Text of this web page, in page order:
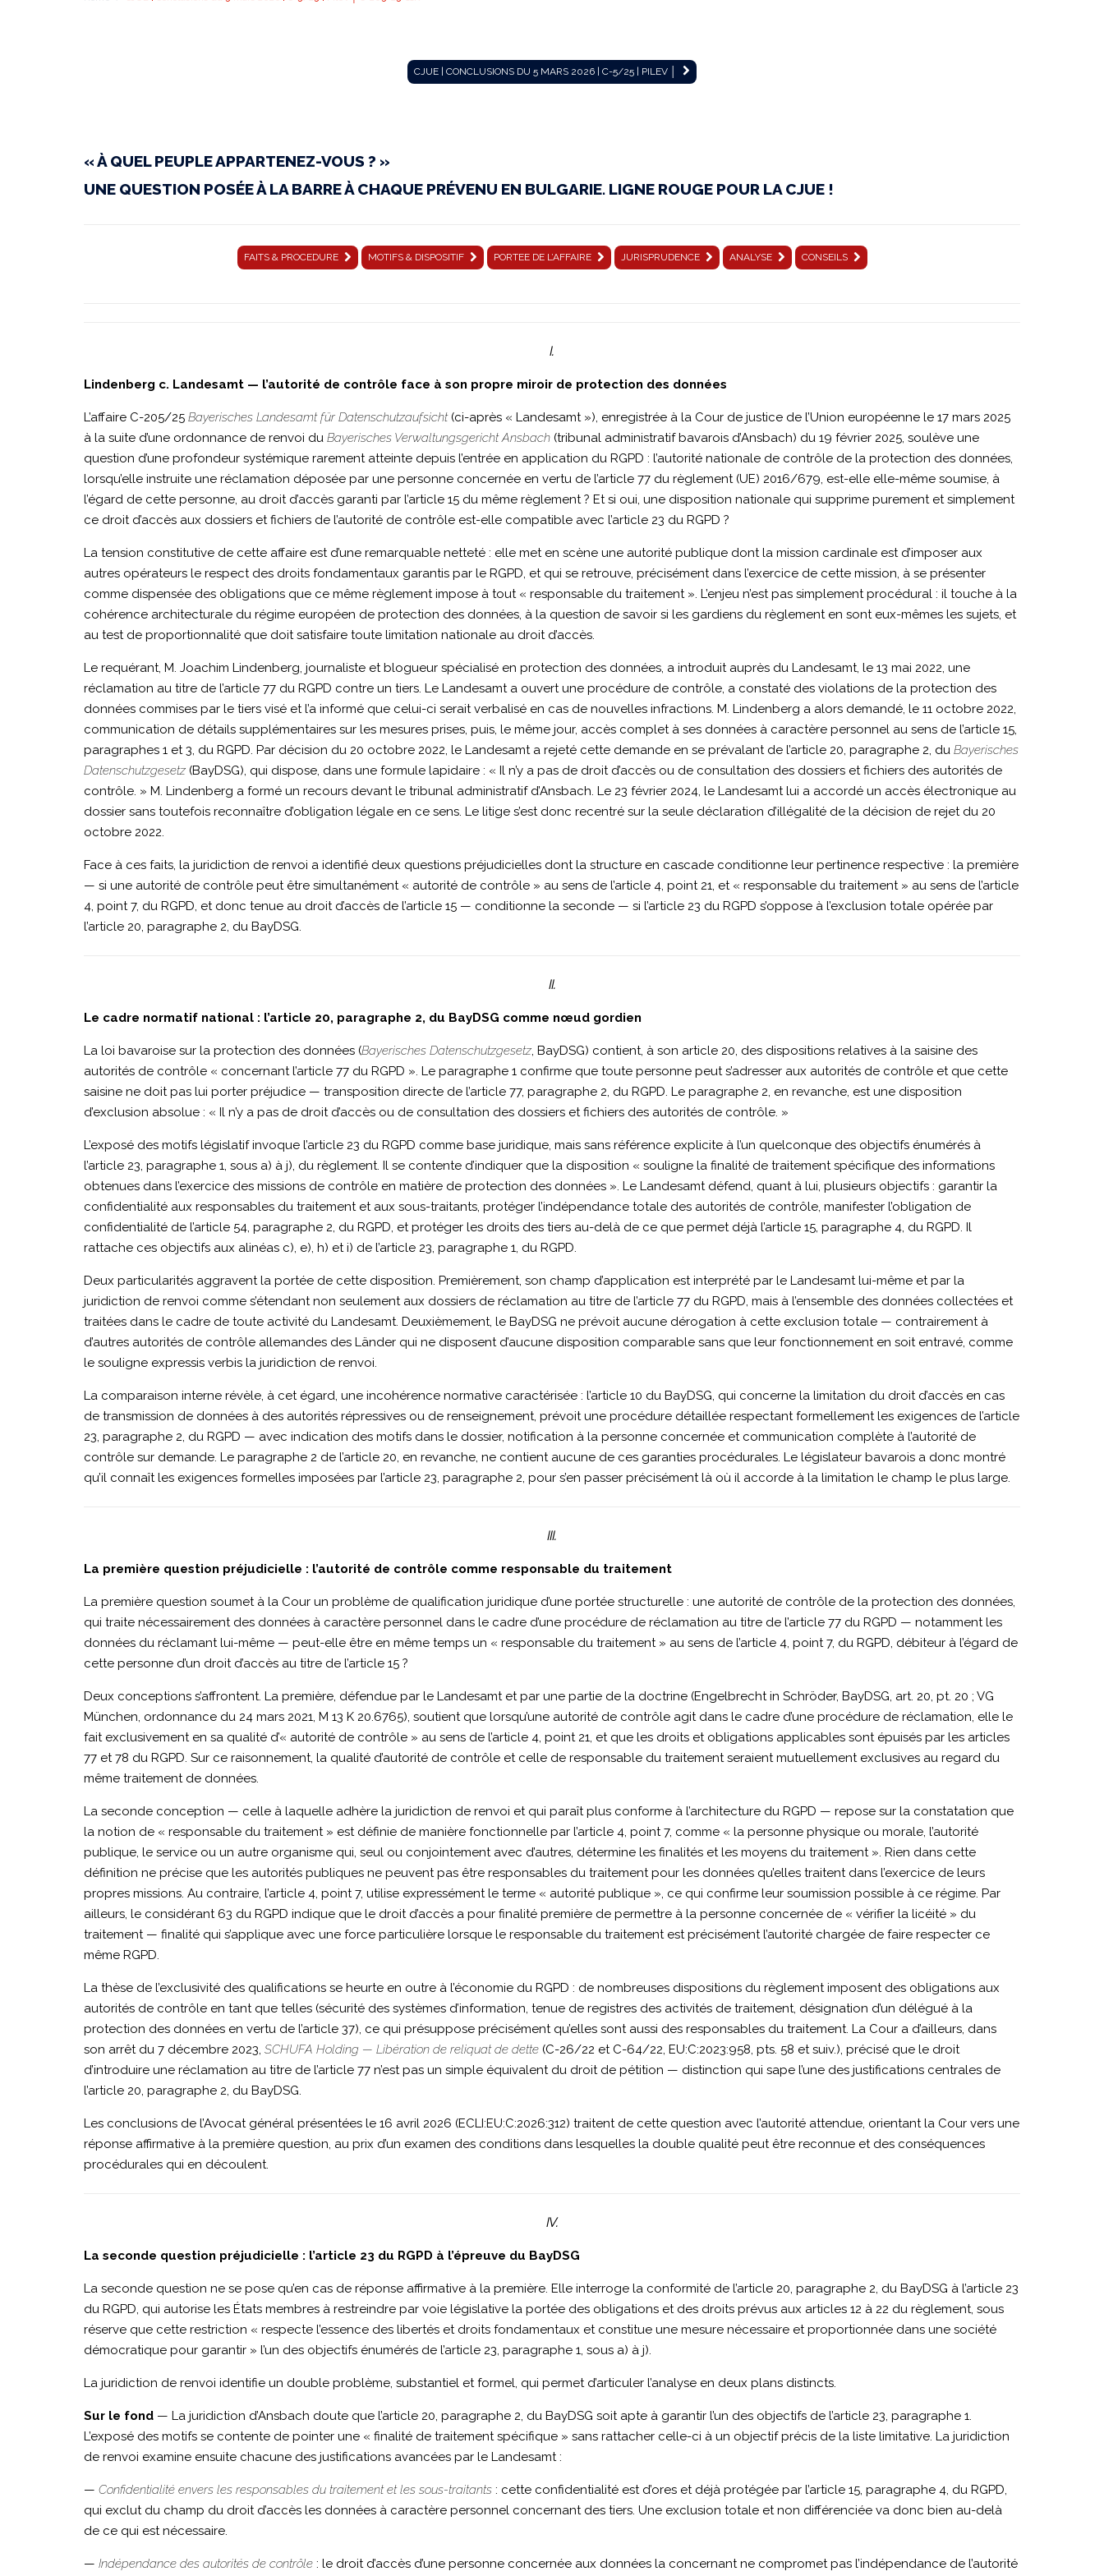
Conclusions
mars
2026
|
C-
5/25
|
Pilev
│
C-
205-
11K
CJUE | CONCLUSIONS DU 5 MARS 2026 | C-5/25 | PILEV │
« À QUEL PEUPLE APPARTENEZ-VOUS ? »
UNE QUESTION POSÉE À LA BARRE À CHAQUE PRÉVENU EN BULGARIE. LIGNE ROUGE POUR LA CJUE !
FAITS & PROCEDURE MOTIFS & DISPOSITIF PORTEE DE L’AFFAIRE JURISPRUDENCE ANALYSE CONSEILS
I.
Lindenberg c. Landesamt — l’autorité de contrôle face à son propre miroir de protection des données
L’affaire C-205/25 Bayerisches Landesamt für Datenschutzaufsicht(ci-après « Landesamt »), enregistrée à la Cour de justice de l’Union européenne le 17 mars 2025
à la suite d’une ordonnance de renvoi du Bayerisches Verwaltungsgericht Ansbach (tribunal administratif bavarois d’Ansbach) du 19 février 2025, soulève une
question d’une profondeur systémique rarement atteinte depuis l’entrée en application du RGPD : l’autorité nationale de contrôle de la protection des données,
lorsqu’elle instruite une réclamation déposée par une personne concernée en vertu de l’article 77 du règlement (UE) 2016/679, est-elle elle-même soumise, à
l’égard de cette personne, au droit d’accès garanti par l’article 15 du même règlement ? Et si oui, une disposition nationale qui supprime purement et simplement
ce droit d’accès aux dossiers et fichiers de l’autorité de contrôle est-elle compatible avec l’article 23 du RGPD ?
La tension constitutive de cette affaire est d’une remarquable netteté : elle met en scène une autorité publique dont la mission cardinale est d’imposer aux
autres opérateurs le respect des droits fondamentaux garantis par le RGPD, et qui se retrouve, précisément dans l’exercice de cette mission, à se présenter
comme dispensée des obligations que ce même règlement impose à tout « responsable du traitement ». L’enjeu n’est pas simplement procédural : il touche à la
cohérence architecturale du régime européen de protection des données, à la question de savoir si les gardiens du règlement en sont eux-mêmes les sujets, et
au test de proportionnalité que doit satisfaire toute limitation nationale au droit d’accès.
Le requérant, M. Joachim Lindenberg, journaliste et blogueur spécialisé en protection des données, a introduit auprès du Landesamt, le 13 mai 2022, une
réclamation au titre de l’article 77 du RGPD contre un tiers. Le Landesamt a ouvert une procédure de contrôle, a constaté des violations de la protection des
données commises par le tiers visé et l’a informé que celui-ci serait verbalisé en cas de nouvelles infractions. M. Lindenberg a alors demandé, le 11 octobre 2022,
communication de détails supplémentaires sur les mesures prises, puis, le même jour, accès complet à ses données à caractère personnel au sens de l’article 15,
paragraphes 1 et 3, du RGPD. Par décision du 20 octobre 2022, le Landesamt a rejeté cette demande en se prévalant de l’article 20, paragraphe 2, du Bayerisches
Datenschutzgesetz (BayDSG), qui dispose, dans une formule lapidaire : « Il n’y a pas de droit d’accès ou de consultation des dossiers et fichiers des autorités de
contrôle. » M. Lindenberg a formé un recours devant le tribunal administratif d’Ansbach. Le 23 février 2024, le Landesamt lui a accordé un accès électronique au
dossier sans toutefois reconnaître d’obligation légale en ce sens. Le litige s’est donc recentré sur la seule déclaration d’illégalité de la décision de rejet du 20
octobre 2022.
Face à ces faits, la juridiction de renvoi a identifié deux questions préjudicielles dont la structure en cascade conditionne leur pertinence respective : la première
— si une autorité de contrôle peut être simultanément « autorité de contrôle » au sens de l’article 4, point 21, et « responsable du traitement » au sens de l’article
4, point 7, du RGPD, et donc tenue au droit d’accès de l’article 15 — conditionne la seconde — si l’article 23 du RGPD s’oppose à l’exclusion totale opérée par
l’article 20, paragraphe 2, du BayDSG.
II.
Le cadre normatif national : l’article 20, paragraphe 2, du BayDSG comme nœud gordien
La loi bavaroise sur la protection des données (Bayerisches Datenschutzgesetz, BayDSG) contient, à son article 20, des dispositions relatives à la saisine des
autorités de contrôle « concernant l’article 77 du RGPD ». Le paragraphe 1 confirme que toute personne peut s’adresser aux autorités de contrôle et que cette
saisine ne doit pas lui porter préjudice — transposition directe de l’article 77, paragraphe 2, du RGPD. Le paragraphe 2, en revanche, est une disposition
d’exclusion absolue : « Il n’y a pas de droit d’accès ou de consultation des dossiers et fichiers des autorités de contrôle. »
L’exposé des motifs législatif invoque l’article 23 du RGPD comme base juridique, mais sans référence explicite à l’un quelconque des objectifs énumérés à
l’article 23, paragraphe 1, sous a) à j), du règlement. Il se contente d’indiquer que la disposition « souligne la finalité de traitement spécifique des informations
obtenues dans l’exercice des missions de contrôle en matière de protection des données ». Le Landesamt défend, quant à lui, plusieurs objectifs : garantir la
confidentialité aux responsables du traitement et aux sous-traitants, protéger l’indépendance totale des autorités de contrôle, manifester l’obligation de
confidentialité de l’article 54, paragraphe 2, du RGPD, et protéger les droits des tiers au-delà de ce que permet déjà l’article 15, paragraphe 4, du RGPD. Il
rattache ces objectifs aux alinéas c), e), h) et i) de l’article 23, paragraphe 1, du RGPD.
Deux particularités aggravent la portée de cette disposition. Premièrement, son champ d’application est interprété par le Landesamt lui-même et par la
juridiction de renvoi comme s’étendant non seulement aux dossiers de réclamation au titre de l’article 77 du RGPD, mais à l’ensemble des données collectées et
traitées dans le cadre de toute activité du Landesamt. Deuxièmement, le BayDSG ne prévoit aucune dérogation à cette exclusion totale — contrairement à
d’autres autorités de contrôle allemandes des Länder qui ne disposent d’aucune disposition comparable sans que leur fonctionnement en soit entravé, comme
le souligne expressis verbis la juridiction de renvoi.
La comparaison interne révèle, à cet égard, une incohérence normative caractérisée : l’article 10 du BayDSG, qui concerne la limitation du droit d’accès en cas
de transmission de données à des autorités répressives ou de renseignement, prévoit une procédure détaillée respectant formellement les exigences de l’article
23, paragraphe 2, du RGPD — avec indication des motifs dans le dossier, notification à la personne concernée et communication complète à l’autorité de
contrôle sur demande. Le paragraphe 2 de l’article 20, en revanche, ne contient aucune de ces garanties procédurales. Le législateur bavarois a donc montré
qu’il connaît les exigences formelles imposées par l’article 23, paragraphe 2, pour s’en passer précisément là où il accorde à la limitation le champ le plus large.
III.
La première question préjudicielle : l’autorité de contrôle comme responsable du traitement
La première question soumet à la Cour un problème de qualification juridique d’une portée structurelle : une autorité de contrôle de la protection des données,
qui traite nécessairement des données à caractère personnel dans le cadre d’une procédure de réclamation au titre de l’article 77 du RGPD — notamment les
données du réclamant lui-même — peut-elle être en même temps un « responsable du traitement » au sens de l’article 4, point 7, du RGPD, débiteur à l’égard de
cette personne d’un droit d’accès au titre de l’article 15 ?
Deux conceptions s’affrontent. La première, défendue par le Landesamt et par une partie de la doctrine (Engelbrecht in Schröder, BayDSG, art. 20, pt. 20 ; VG
München, ordonnance du 24 mars 2021, M 13 K 20.6765), soutient que lorsqu’une autorité de contrôle agit dans le cadre d’une procédure de réclamation, elle le
fait exclusivement en sa qualité d’« autorité de contrôle » au sens de l’article 4, point 21, et que les droits et obligations applicables sont épuisés par les articles
77 et 78 du RGPD. Sur ce raisonnement, la qualité d’autorité de contrôle et celle de responsable du traitement seraient mutuellement exclusives au regard du
même traitement de données.
La seconde conception — celle à laquelle adhère la juridiction de renvoi et qui paraît plus conforme à l’architecture du RGPD — repose sur la constatation que
la notion de « responsable du traitement » est définie de manière fonctionnelle par l’article 4, point 7, comme « la personne physique ou morale, l’autorité
publique, le service ou un autre organisme qui, seul ou conjointement avec d’autres, détermine les finalités et les moyens du traitement ». Rien dans cette
définition ne précise que les autorités publiques ne peuvent pas être responsables du traitement pour les données qu’elles traitent dans l’exercice de leurs
propres missions. Au contraire, l’article 4, point 7, utilise expressément le terme « autorité publique », ce qui confirme leur soumission possible à ce régime. Par
ailleurs, le considérant 63 du RGPD indique que le droit d’accès a pour finalité première de permettre à la personne concernée de « vérifier la licéité » du
traitement — finalité qui s’applique avec une force particulière lorsque le responsable du traitement est précisément l’autorité chargée de faire respecter ce
même RGPD.
La thèse de l’exclusivité des qualifications se heurte en outre à l’économie du RGPD : de nombreuses dispositions du règlement imposent des obligations aux
autorités de contrôle en tant que telles (sécurité des systèmes d’information, tenue de registres des activités de traitement, désignation d’un délégué à la
protection des données en vertu de l’article 37), ce qui présuppose précisément qu’elles sont aussi des responsables du traitement. La Cour a d’ailleurs, dans
son arrêt du 7 décembre 2023, SCHUFA Holding — Libération de reliquat de dette (C-26/22 et C-64/22, EU:C:2023:958, pts. 58 et suiv.), précisé que le droit
d’introduire une réclamation au titre de l’article 77 n’est pas un simple équivalent du droit de pétition — distinction qui sape l’une des justifications centrales de
l’article 20, paragraphe 2, du BayDSG.
Les conclusions de l’Avocat général présentées le 16 avril 2026 (ECLI:EU:C:2026:312) traitent de cette question avec l’autorité attendue, orientant la Cour vers une
réponse affirmative à la première question, au prix d’un examen des conditions dans lesquelles la double qualité peut être reconnue et des conséquences
procédurales qui en découlent.
IV.
La seconde question préjudicielle : l’article 23 du RGPD à l’épreuve du BayDSG
La seconde question ne se pose qu’en cas de réponse affirmative à la première. Elle interroge la conformité de l’article 20, paragraphe 2, du BayDSG à l’article 23
du RGPD, qui autorise les États membres à restreindre par voie législative la portée des obligations et des droits prévus aux articles 12 à 22 du règlement, sous
réserve que cette restriction « respecte l’essence des libertés et droits fondamentaux et constitue une mesure nécessaire et proportionnée dans une société
démocratique pour garantir » l’un des objectifs énumérés de l’article 23, paragraphe 1, sous a) à j).
La juridiction de renvoi identifie un double problème, substantiel et formel, qui permet d’articuler l’analyse en deux plans distincts.
Sur le fond — La juridiction d’Ansbach doute que l’article 20, paragraphe 2, du BayDSG soit apte à garantir l’un des objectifs de l’article 23, paragraphe 1.
L’exposé des motifs se contente de pointer une « finalité de traitement spécifique » sans rattacher celle-ci à un objectif précis de la liste limitative. La juridiction
de renvoi examine ensuite chacune des justifications avancées par le Landesamt :
— Confidentialité envers les responsables du traitement et les sous-traitants : cette confidentialité est d’ores et déjà protégée par l’article 15, paragraphe 4, du RGPD,
qui exclut du champ du droit d’accès les données à caractère personnel concernant des tiers. Une exclusion totale et non différenciée va donc bien au-delà
de ce qui est nécessaire.
— Indépendance des autorités de contrôle : le droit d’accès d’une personne concernée aux données la concernant ne compromet pas l’indépendance de l’autorité